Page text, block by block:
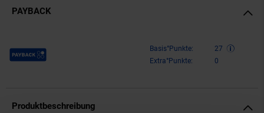
PAYBACK
Payback Punkte Basis°Punkte:
27
Extra°Punkte:
0
Produktbeschreibung